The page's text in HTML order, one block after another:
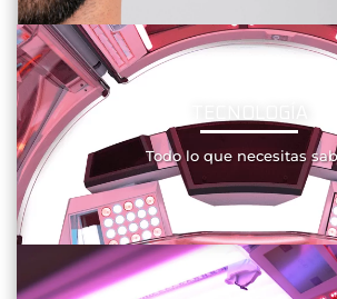
Todo lo que necesitas